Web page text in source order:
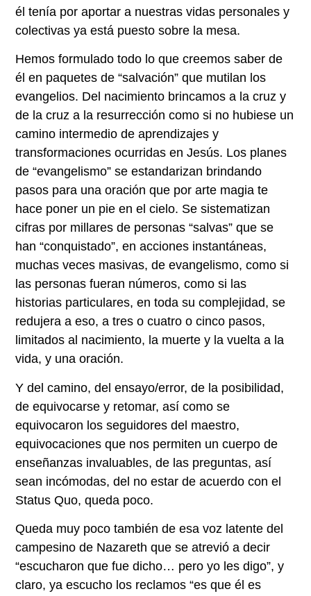
él tenía por aportar a nuestras vidas personales y
colectivas ya está puesto sobre la mesa.
Hemos formulado todo lo que creemos saber de
él en paquetes de “salvación” que mutilan los
evangelios. Del nacimiento brincamos a la cruz y
de la cruz a la resurrección como si no hubiese un
camino intermedio de aprendizajes y
transformaciones ocurridas en Jesús. Los planes
de “evangelismo” se estandarizan brindando
pasos para una oración que por arte magia te
hace poner un pie en el cielo. Se sistematizan
cifras por millares de personas “salvas” que se
han “conquistado”, en acciones instantáneas,
muchas veces masivas, de evangelismo, como si
las personas fueran números, como si las
historias particulares, en toda su complejidad, se
redujera a eso, a tres o cuatro o cinco pasos,
limitados al nacimiento, la muerte y la vuelta a la
vida, y una oración.
Y del camino, del ensayo/error, de la posibilidad,
de equivocarse y retomar, así como se
equivocaron los seguidores del maestro,
equivocaciones que nos permiten un cuerpo de
enseñanzas invaluables, de las preguntas, así
sean incómodas, del no estar de acuerdo con el
Status Quo, queda poco.
Queda muy poco también de esa voz latente del
campesino de Nazareth que se atrevió a decir
“escucharon que fue dicho… pero yo les digo”, y
claro, ya escucho los reclamos “es que él es